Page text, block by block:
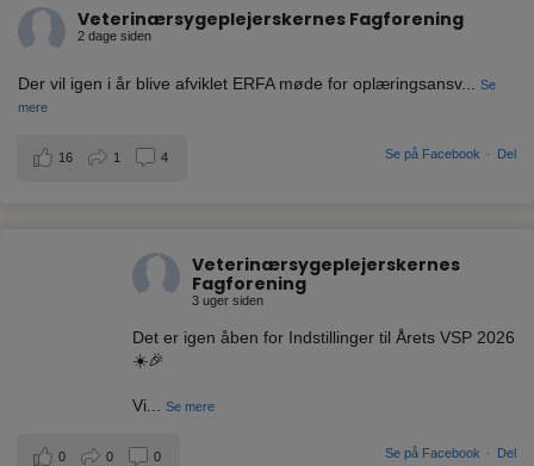
Veterinærsygeplejerskernes Fagforening
2 dage siden
Der vil igen i år blive afviklet ERFA møde for oplæringsansv...
Se
mere
Se på Facebook · Del
16 1 4
Veterinærsygeplejerskernes
Fagforening
3 uger siden
Det er igen åben for Indstillinger til Årets VSP 2026
☀️🎉
Vi ...Se mere
Se på Facebook · Del
0 0 0